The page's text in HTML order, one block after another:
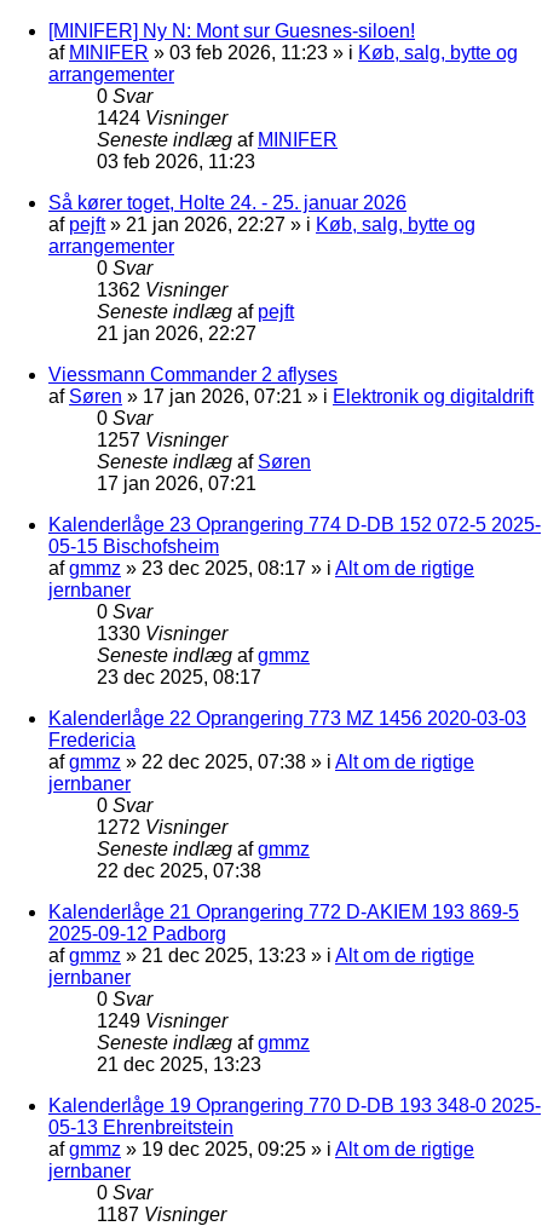
[MINIFER] Ny N: Mont sur Guesnes-siloen!
af MINIFER » 03 feb 2026, 11:23 » i Køb, salg, bytte og
arrangementer
0 Svar
1424 Visninger
Seneste indlæg af MINIFER
03 feb 2026, 11:23
Så kører toget, Holte 24. - 25. januar 2026
af pejft» 21 jan 2026, 22:27 » i Køb, salg, bytte og
arrangementer
0 Svar
1362 Visninger
Seneste indlæg af pejft
21 jan 2026, 22:27
Viessmann Commander 2 aflyses
af Søren » 17 jan 2026, 07:21 » i Elektronik og digitaldrift
0 Svar
1257 Visninger
Seneste indlæg af Søren
17 jan 2026, 07:21
Kalenderlåge 23 Oprangering 774 D-DB 152 072-5 2025-
05-15 Bischofsheim
afgmmz » 23 dec 2025, 08:17 » i Alt om de rigtige
jernbaner
0 Svar
1330 Visninger
Seneste indlæg afgmmz
23 dec 2025, 08:17
Kalenderlåge 22 Oprangering 773 MZ 1456 2020-03-03
Fredericia
afgmmz » 22 dec 2025, 07:38 » i Alt om de rigtige
jernbaner
0 Svar
1272 Visninger
Seneste indlæg afgmmz
22 dec 2025, 07:38
Kalenderlåge 21 Oprangering 772 D-AKIEM 193 869-5
2025-09-12 Padborg
afgmmz » 21 dec 2025, 13:23 » i Alt om de rigtige
jernbaner
0 Svar
1249 Visninger
Seneste indlæg afgmmz
21 dec 2025, 13:23
Kalenderlåge 19 Oprangering 770 D-DB 193 348-0 2025-
05-13 Ehrenbreitstein
afgmmz » 19 dec 2025, 09:25 » i Alt om de rigtige
jernbaner
0 Svar
1187 Visninger